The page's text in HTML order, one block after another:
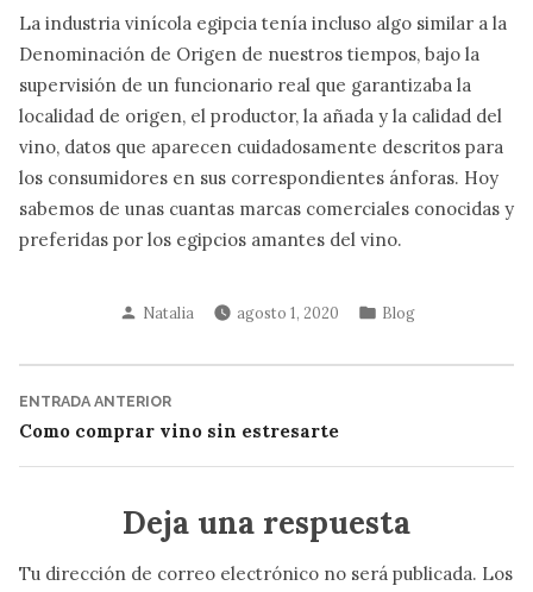
La industria vinícola egipcia tenía incluso algo similar a la
Denominación de Origen de nuestros tiempos, bajo la
supervisión de un funcionario real que garantizaba la
localidad de origen, el productor, la añada y la calidad del
vino, datos que aparecen cuidadosamente descritos para
los consumidores en sus correspondientes ánforas. Hoy
sabemos de unas cuantas marcas comerciales conocidas y
preferidas por los egipcios amantes del vino.
Publicado
Natalia agosto 1, 2020
Publicado
Blog
Navegación
de
entradas
ENTRADA ANTERIOREntrada
anterior:
Como comprar vino sin estresarte
Deja una respuesta
Tu dirección de correo electrónico no será publicada. Los